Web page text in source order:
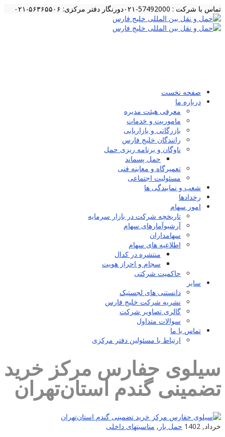
تماس با شرکت : 57492000-۰۲۱ دورنگار دفتر مرکزی: ۵۶۳۶۵۵۰۶-۰۲۱
صفحه نخست
درباره ما
معرفی هیئت مدیره
ماموریت و خدمات
بازرگانی و بازاریابی
رانندگان خلیج فارس
ناوگان و برنامه ریزی حمل
حمل پسماند
تعمیرگاه و معاینه فنی
مسئولیت اجتماعی
شعب و نمایندگی ها
رخدادها
امور سهام
تاریخچه شرکت در بازار سرمایه
آرشیوآمارهای سهام
سهامداران
اطلاعیه های سهام
منتشره در کدال
سجام و احراز هویت
حاکمیت شرکتی
سایر
دانستنی های لجستیک
نشریه شرکت خلیج فارس
گالری تصاویر شرکت
سوالات متداول
تماس با ما
ارتباط با مسئولین دفتر مرکزی
سیلوی حفارس مرکز خرید
تضمینی گندم استان‌تهران
خرداد, 1402 حمل بار , مناسبتهای داخلی